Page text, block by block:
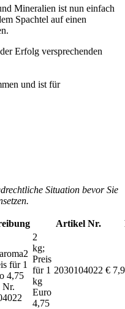
Mineralien ist nun einfach
Spachtel auf einen
Erfolg versprechenden
und ist für
Situation bevor Sie
Artikel Nr.
2
für 1
4,75
Nr.
2
kg;
Preis
für 1
kg
Euro
4,75
2030104022 €